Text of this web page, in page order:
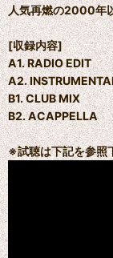
人気再燃の2000年
[収録内容]
A1. RADIO EDIT
A2.
B1. CLUB MIX
B2. ACAPPELLA
※試聴は下記を参照